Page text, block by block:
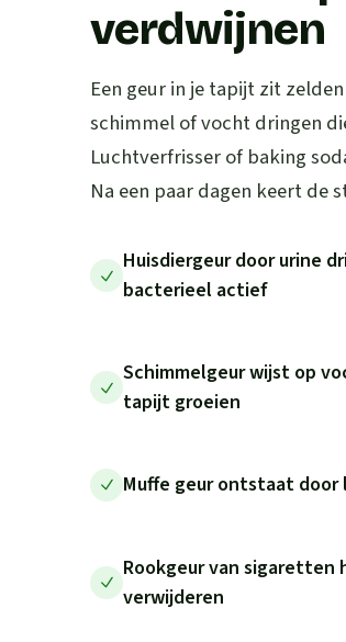
verdwijnen
Een geur in je tapijt zit
schimmel of vocht dringen
Luchtverfrisser of baking
Na een paar dagen keert de
Huisdiergeur door urine
bacterieel actief
Schimmelgeur wijst op
tapijt groeien
Muffe geur ontstaat
Rookgeur van
verwijderen